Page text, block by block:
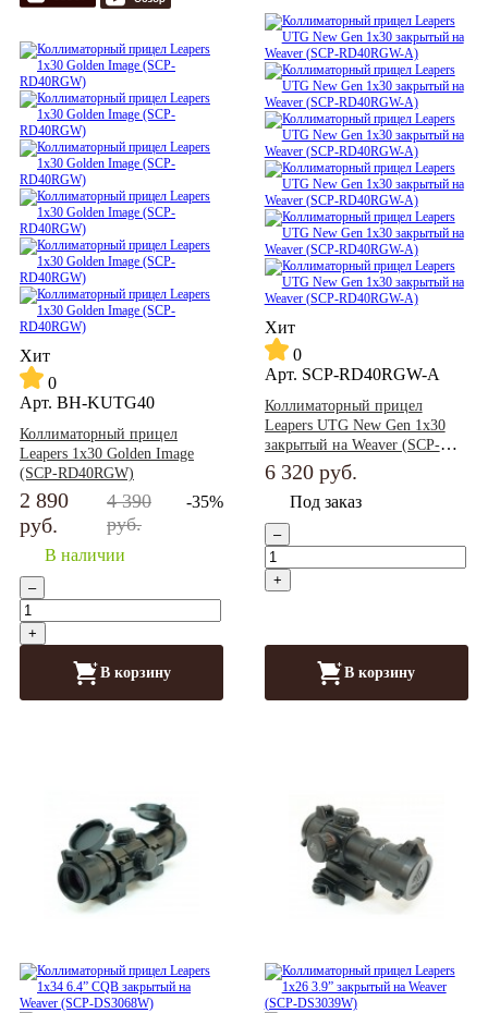
Хит
0
Арт. BH-KUTG40
Коллиматорный прицел
Leapers 1x30 Golden Image
(SCP-RD40RGW)
2 890
руб.
4 390
руб.
-35%
В наличии
–
+
В корзину
Хит
0
Арт. SCP-RD40RGW-A
Коллиматорный прицел
Leapers UTG New Gen 1x30
закрытый на Weaver (SCP-
RD40RGW-A)
6 320 руб.
Под заказ
–
+
В корзину